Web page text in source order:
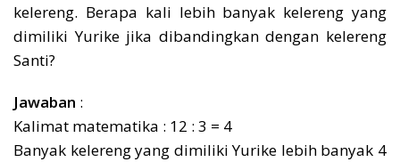
kelereng. Berapa kali lebih banyak kelereng yang
dimiliki Yurike jika dibandingkan dengan kelereng
Santi?
Jawaban :
Kalimat matematika : 12 : 3 = 4
Banyak kelereng yang dimiliki Yurike lebih banyak 4